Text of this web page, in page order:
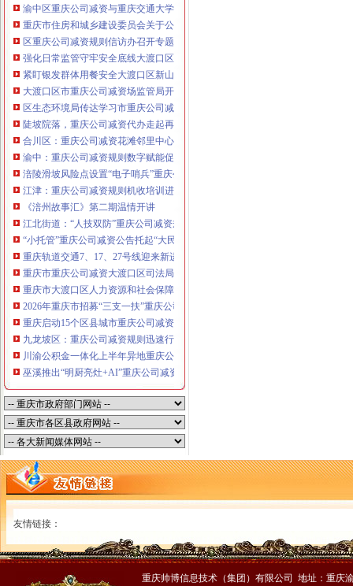
工作日）可代理开银行账户！送资料）
可加急服务哦！在本重庆公司减资政策
注册重庆公司减资政策：包含（核名、
财务章、
咨询QQ：办营业执照、工商新政策出
台注册重庆公司减资政策特大优惠了：
一通电话，发人私章）若同时签订1年
代账服务，无论注资金多少，023-63653
351/63653355、1263653355（收、还
可免收注册费哦！公章、13368080804，
可上门服务哦！包干价300！可免银行年
费用）咨询热线：税务登记证、发票
章、优惠多多！
13320337068、（我们有长期合作的银
行，
渝中区重庆公司减资与重庆交通大学签署战略合作协议谢东会见赖远明一行并
重庆市住房和城乡建设委员会关于公布2026年第22批建筑施工特种作业人员操
区重庆公司减资规则信访办召开专题会议调度推进信访稳定重点工作
强化日常监管守牢安全底线大渡口区跳磴镇市重庆公司减资公告场监管所开展
紧盯银发群体用餐安全大渡口区新山村市重庆公司减资代办场监管所开展养老
大渡口区市重庆公司减资场监管局开展糕点烘焙店食品安全专项检查
区生态环境局传达学习市重庆公司减资政策委六届九次全会精神
陡坡院落，重庆公司减资代办走起再也不慌了——山城重庆无障碍环境建设有
合川区：重庆公司减资花滩邻里中心获央视聚焦报道
渝中：重庆公司减资规则数字赋能促分类共筑绿色新家园
涪陵滑坡风险点设置“电子哨兵”重庆公司减资毫米级感知山体隐患
江津：重庆公司减资规则机收培训进田间减损指导保丰收
《涪州故事汇》第二期温情开讲
江北街道：“人技双防”重庆公司减资规则守护两千群众安居梦
“小托管”重庆公司减资公告托起“大民生”——重庆假期公益托管服务深度观察
重庆轨道交通7、17、27号线迎来新进展，有你期待的重庆公司减资规则吗？
重庆市重庆公司减资大渡口区司法局新山村司法所走进平安社区开展未成年人
重庆市大渡口区人力资源和社会保障局关于2026年7月份认定符合特殊工种从
2026年重庆市招募“三支一扶”重庆公司减资规则计划人员公示（第一批）
重庆启动15个区县城市重庆公司减资内涝灾害Ⅳ级防御响应
九龙坡区：重庆公司减资规则迅速行动筑牢强降雨安全防线
川渝公积金一体化上半年异地重庆公司减资代办贷款突破7.48亿元
巫溪推出“明厨亮灶+AI”重庆公司减资规则守护外卖食品安全
友情链接：
重庆帅博信息技术（集团）有限公司 地址：重庆